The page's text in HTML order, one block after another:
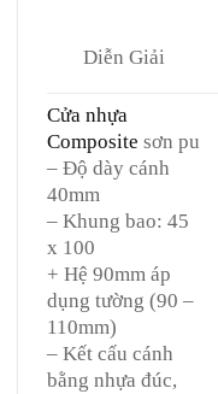
Diễn Giải
Cửa nhựa
Composite sơn pu
– Độ dày cánh
40mm
– Khung bao: 45
x 100
+ Hệ 90mm áp
dụng tường (90 –
110mm)
– Kết cấu cánh
bằng nhựa đúc,